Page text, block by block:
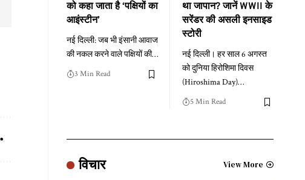
को कहा जाता है ‘पक्षियों का
आइंस्टीन’
नई दिल्ली: जब भी इंसानी आवाज
की नकल करने वाले पक्षियों की…
3 Min Read
था जापान? जानें WWII के
सरेंडर की असली इनसाइड
स्टोरी
नई दिल्ली। हर साल 6 अगस्त
को दुनिया हिरोशिमा दिवस
(Hiroshima Day)…
5 Min Read
विचार View More